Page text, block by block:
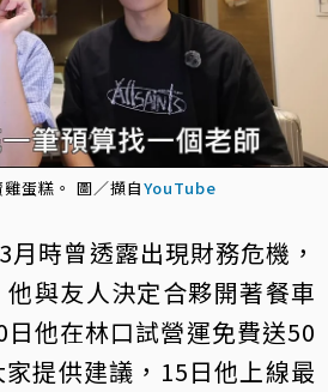
蛋糕。 圖／擷自YouTube
3月時曾透露出現財務危機，
與友人決定合夥開著餐車
他在林口試營運免費送50
提供建議，15日他上線最